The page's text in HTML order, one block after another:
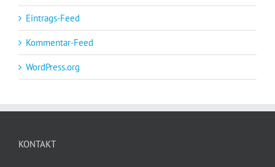
Eintrags-Feed
Kommentar-Feed
WordPress.org
KONTAKT